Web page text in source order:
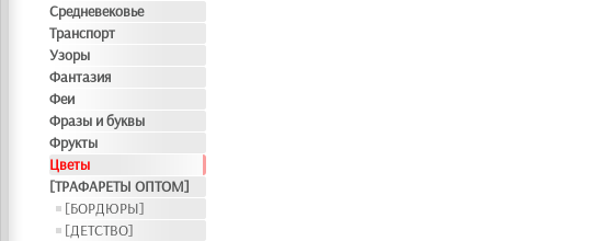
Средневековье
Транспорт
Узоры
Фантазия
Феи
Фразы и буквы
Фрукты
Цветы
[ТРАФАРЕТЫ ОПТОМ]
[БОРДЮРЫ]
[ДЕТСТВО]